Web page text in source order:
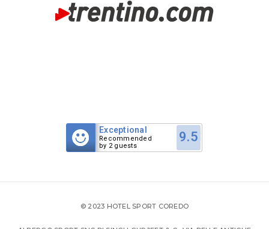
Exceptional
Recommended
by 2 guests
9.5
© 2023 HOTEL SPORT COREDO